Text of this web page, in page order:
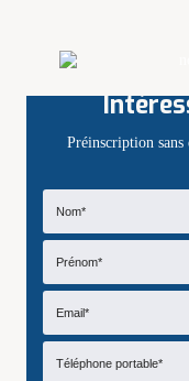
Préinscription sans